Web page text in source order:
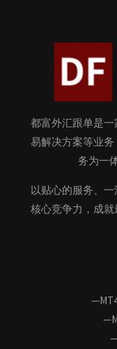
都富外汇跟单是
易解决方案等业
务为一
以贴心的服务、
核心竞争力，成